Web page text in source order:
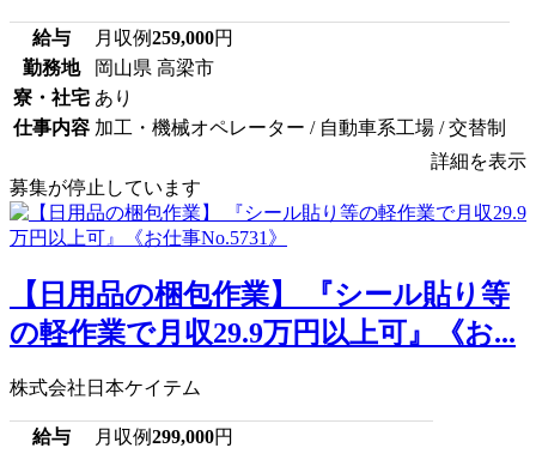
給与 月収例259,000円
勤務地
岡山県 高梁市
寮・社宅 あり
仕事内容 加工・機械オペレーター / 自動車系工場 / 交替制
詳細を表示
募集が停止しています
【日用品の梱包作業】 『シール貼り等
の軽作業で月収29.9万円以上可』《お...
株式会社日本ケイテム
給与 月収例299,000円